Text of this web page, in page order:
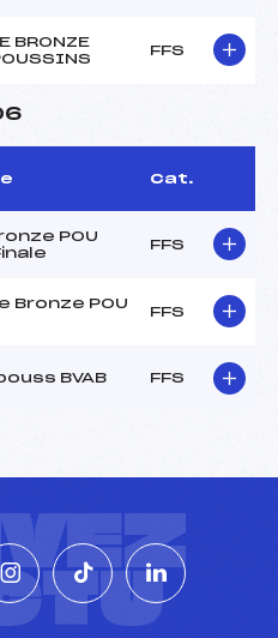
BRONZE
FFS
Cat.
POU
FFS
Bronze POU
FFS
BVAB FFS